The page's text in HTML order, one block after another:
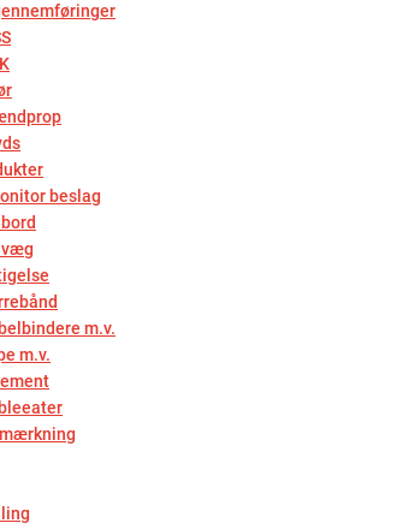
beslag
m.v.
m.v.